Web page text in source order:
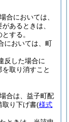
合においては、
あるときは、
する。
においては、町
反した場合に
取り消すこと
合は、益子町配
取り下げ書(様式